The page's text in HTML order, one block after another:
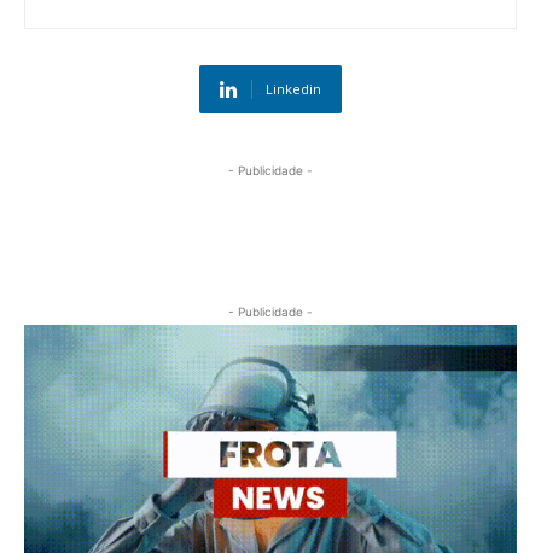
Linkedin
- Publicidade -
- Publicidade -